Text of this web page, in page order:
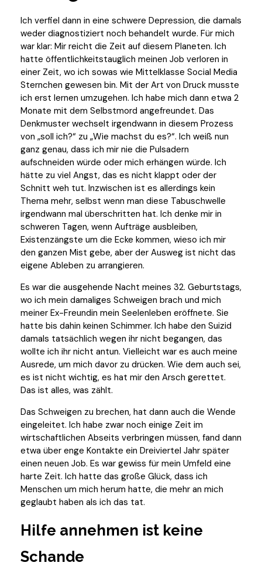
Ich verfiel dann in eine schwere Depression, die damals
weder diagnostiziert noch behandelt wurde. Für mich
war klar: Mir reicht die Zeit auf diesem Planeten. Ich
hatte öffentlichkeitstauglich meinen Job verloren in
einer Zeit, wo ich sowas wie Mittelklasse Social Media
Sternchen gewesen bin. Mit der Art von Druck musste
ich erst lernen umzugehen. Ich habe mich dann etwa 2
Monate mit dem Selbstmord angefreundet. Das
Denkmuster wechselt irgendwann in diesem Prozess
von „soll ich?“ zu „Wie machst du es?“. Ich weiß nun
ganz genau, dass ich mir nie die Pulsadern
aufschneiden würde oder mich erhängen würde. Ich
hätte zu viel Angst, das es nicht klappt oder der
Schnitt weh tut. Inzwischen ist es allerdings kein
Thema mehr, selbst wenn man diese Tabuschwelle
irgendwann mal überschritten hat. Ich denke mir in
schweren Tagen, wenn Aufträge ausbleiben,
Existenzängste um die Ecke kommen, wieso ich mir
den ganzen Mist gebe, aber der Ausweg ist nicht das
eigene Ableben zu arrangieren.
Es war die ausgehende Nacht meines 32. Geburtstags,
wo ich mein damaliges Schweigen brach und mich
meiner Ex-Freundin mein Seelenleben eröffnete. Sie
hatte bis dahin keinen Schimmer. Ich habe den Suizid
damals tatsächlich wegen ihr nicht begangen, das
wollte ich ihr nicht antun. Vielleicht war es auch meine
Ausrede, um mich davor zu drücken. Wie dem auch sei,
es ist nicht wichtig, es hat mir den Arsch gerettet.
Das ist alles, was zählt.
Das Schweigen zu brechen, hat dann auch die Wende
eingeleitet. Ich habe zwar noch einige Zeit im
wirtschaftlichen Abseits verbringen müssen, fand dann
etwa über enge Kontakte ein Dreiviertel Jahr später
einen neuen Job. Es war gewiss für mein Umfeld eine
harte Zeit. Ich hatte das große Glück, dass ich
Menschen um mich herum hatte, die mehr an mich
geglaubt haben als ich das tat.
Hilfe annehmen ist keine
Schande